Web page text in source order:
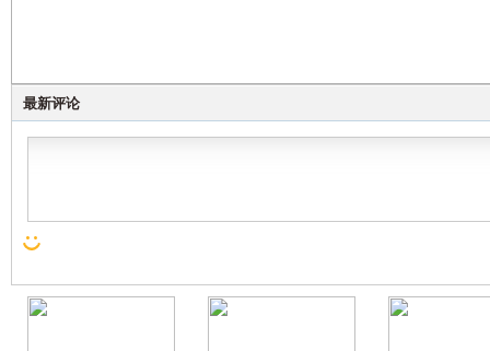
最新评论